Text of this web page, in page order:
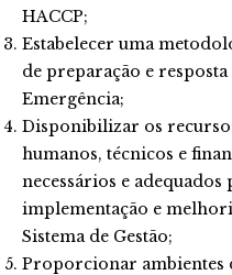
HACCP;
Estabelecer uma
de preparação e resposta
Emergência;
Disponibilizar os
humanos, técnicos e
necessários e adequados
implementação e
Sistema de Gestão;
Proporcionar ambientes